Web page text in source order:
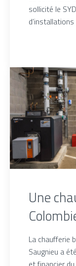
sollicité le
Une
La chaufferie
Saugnieu a